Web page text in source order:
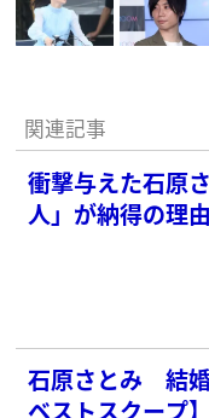
関連記事
衝撃与えた石原
人」が納得の理由
石原さとみ 結
ベストスクープ】